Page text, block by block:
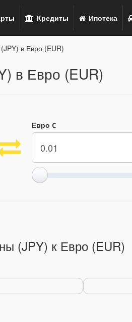
Кредиты Ипотека
в Евро (EUR)
в Евро (EUR)
Евро €
(JPY) к Евро (EUR)